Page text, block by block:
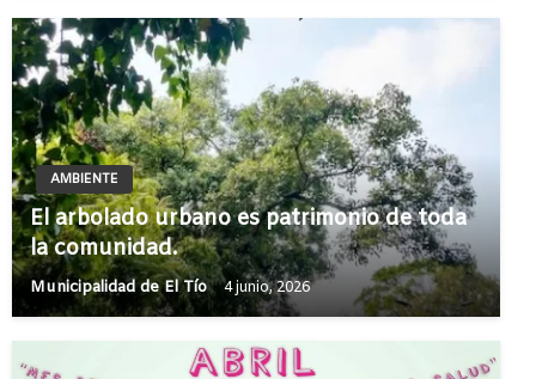
AMBIENTE
El arbolado urbano es patrimonio de toda
la comunidad.
Municipalidad de El Tío 4 junio, 2026